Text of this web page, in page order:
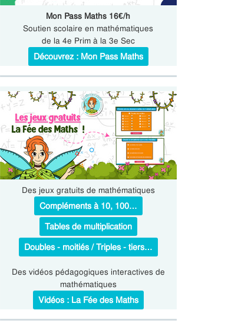
Mon Pass Maths 16€/h
Soutien scolaire en mathématiques
de la 4e Prim à la 3e Sec
Découvrez : Mon Pass Maths
Des jeux gratuits de mathématiques
Compléments à 10, 100…
Tables de multiplication
Doubles - moitiés / Triples - tiers…
Des vidéos pédagogiques interactives de
mathématiques
Vidéos : La Fée des Maths